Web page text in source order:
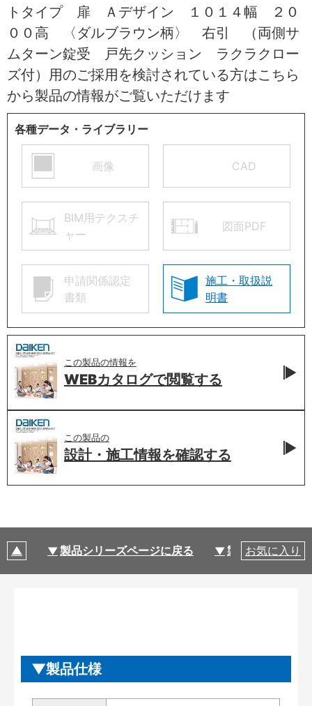
トタイプ 扉 Ａデザイン １０１４幅 ２０
００高 〈ダルブラウン柄〉 右引 （両側サ
ムターン錠受 戸先クッション ラクラクロー
ズ付）用のご採用を検討されている方はこちら
から製品の情報がご覧いただけます
各種データ・ライブラリー
画像 CAD
BIM用テクスチ
ャー
図面PDF
申請関係認定
書類
施工・取扱説
明書
この製品の情報を
WEBカタログで閲覧する
この製品の
設計・施工情報を確認する
製品シリーズページに戻る 製品仕様
お気に入り
製品仕様